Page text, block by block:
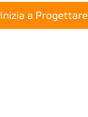
Inizia a Progettare